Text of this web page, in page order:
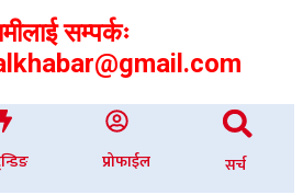
सम्पर्कः
प्रोफाईल सर्च